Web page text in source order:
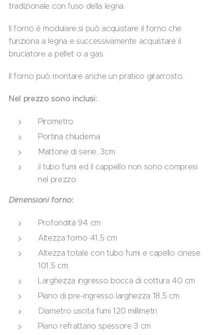
tradizionale con l'uso della legna.
Il forno è modulare,si può acquistare il forno che
funziona a legna e successivamente acquistare il
bruciatore a pellet o a gas.
Il forno può montare anche un pratico girarrosto.
Nel prezzo sono inclusi:
Pirometro
Portina chiuderna
Mattone di serie, 3cm
il tubo fumi ed il cappello non sono compresi
nel prezzo
Dimensioni forno:
Profondità 94 cm
Altezza forno 41,5 cm
Altezza totale con tubo fumi e capello cinese
101,5 cm
Larghezza ingresso bocca di cottura 40 cm
Piano di pre-ingresso larghezza 18,5 cm
Diametro uscita fumi 120 millimetri
Piano refrattario spessore 3 cm